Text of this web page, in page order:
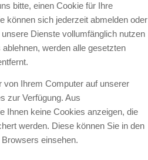
bitte, einen Cookie für Ihre
können sich jederzeit abmelden oder
Dienste vollumfänglich nutzen
werden alle gesetzten
von Ihrem Computer auf unserer
zur Verfügung. Aus
Ihnen keine Cookies anzeigen, die
werden. Diese können Sie in den
einsehen.